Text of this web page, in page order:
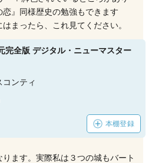
』同様歴史の勉強もできます
まったら、これ見てください。
完全版 デジタル・ニューマスター
コンティ
本棚登録
ます。実際私は３つの城もバート